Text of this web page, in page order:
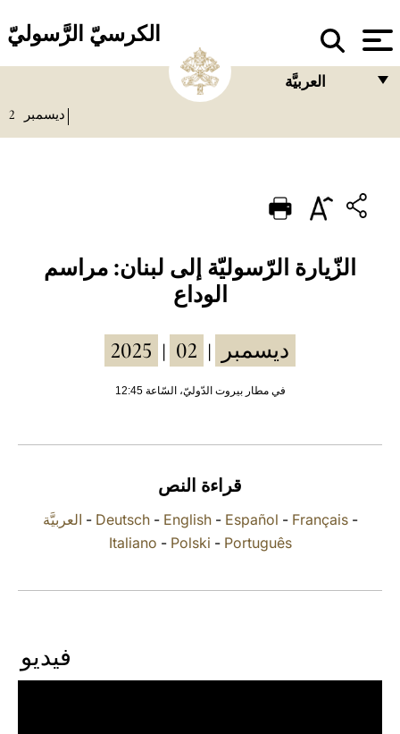
الكرسيّ الرَّسوليّ
العربيَّة
PORTUGUÊS
ESPAÑOL
العربيّة
中文
ديسمبر 2
الزّيارة الرّسوليّة إلى لبنان: مراسم
الوداع
2025 ديسمبر 02
في مطار بيروت الدّوليّ، السّاعة 12:45
قراءة النص
العربيَّة - Deutsch- English- Español - Français-
Italiano - Polski - Português
فيديو